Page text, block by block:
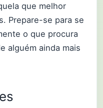
que melhor
Prepare-se para se
o que procura
alguém ainda mais